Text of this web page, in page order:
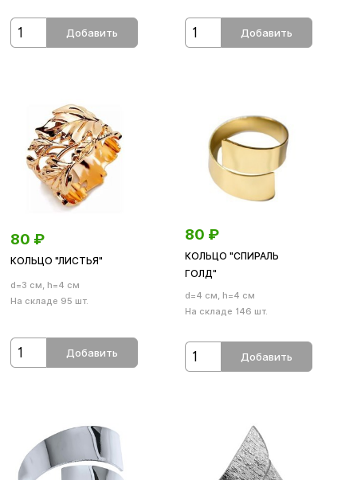
Добавить Добавить
80 ₽
КОЛЬЦО "ЛИСТЬЯ"
d=3 см, h=4 см
На складе 95 шт.
Добавить
80 ₽
КОЛЬЦО "СПИРАЛЬ
ГОЛД"
d=4 см, h=4 см
На складе 146 шт.
Добавить